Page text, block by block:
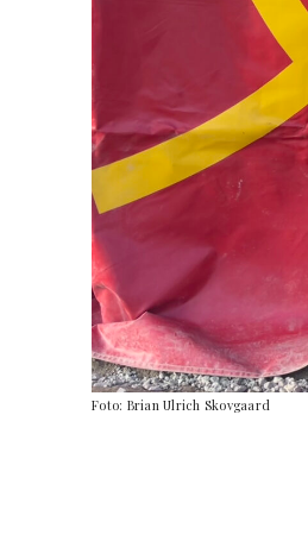
Foto: Brian Ulrich Skovgaard